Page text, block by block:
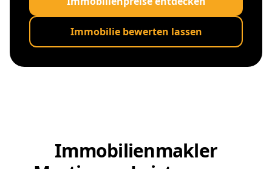
Immobilie bewerten lassen
Immobilienmakler